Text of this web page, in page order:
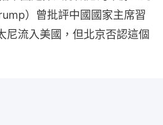
）曾批評中國國家主席習
尼流入美國，但北京否認這個